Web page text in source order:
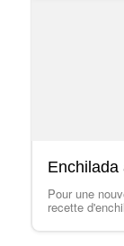
Enchilada
Pour une
recette